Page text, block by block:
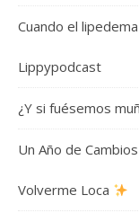
Cuando el
Lippypodcast
¿Y si fuésemos
Un Año de
Volverme Loca